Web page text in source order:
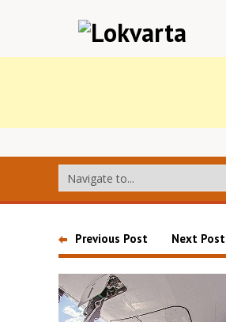
Previous Post Next Post